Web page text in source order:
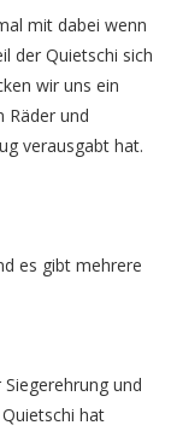
mit dabei wenn
der Quietschi sich
wir uns ein
Räder und
verausgabt hat.
es gibt mehrere
und
hat